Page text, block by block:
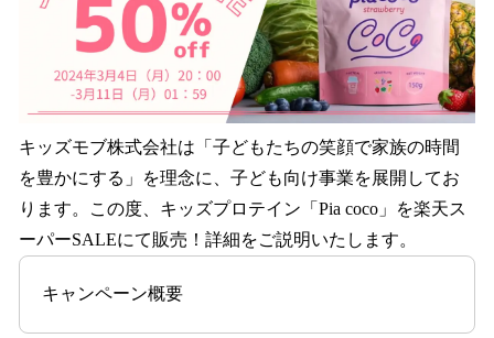
込
キッズモブ株式会社は「子どもたちの笑顔で家族の時間
を豊かにする」を理念に、子ども向け事業を展開してお
ります。この度、キッズプロテイン「Pia coco」を楽天ス
ーパーSALEにて販売！詳細をご説明いたします。
キャンペーン概要